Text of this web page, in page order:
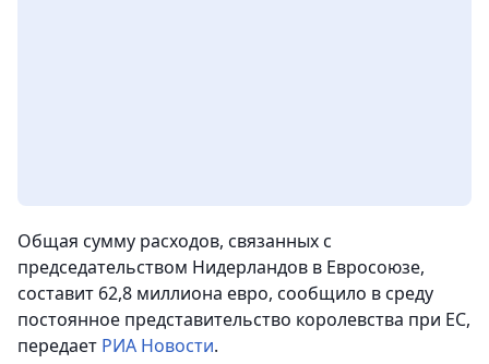
Общая сумму расходов, связанных с
председательством Нидерландов в Евросоюзе,
составит 62,8 миллиона евро, сообщило в среду
постоянное представительство королевства при ЕС,
передает РИА Новости.